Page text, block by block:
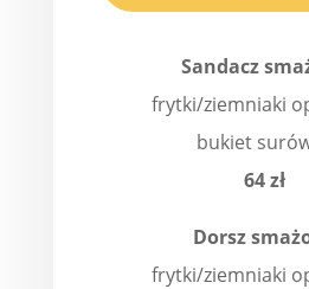
Sandacz
frytki/ziemniaki
bukiet
64 zł
Dorsz
frytki/ziemniaki